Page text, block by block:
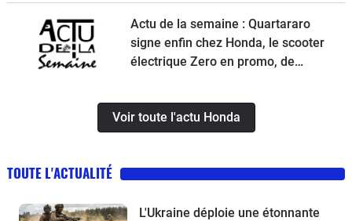
Actu de la semaine : Quartararo
signe enfin chez Honda, le scooter
électrique Zero en promo, de
trottinettes, un Chinois ambitieux et
KTM à la relance
Voir toute l'actu Honda
TOUTE L'ACTUALITÉ
L'Ukraine déploie une étonnante